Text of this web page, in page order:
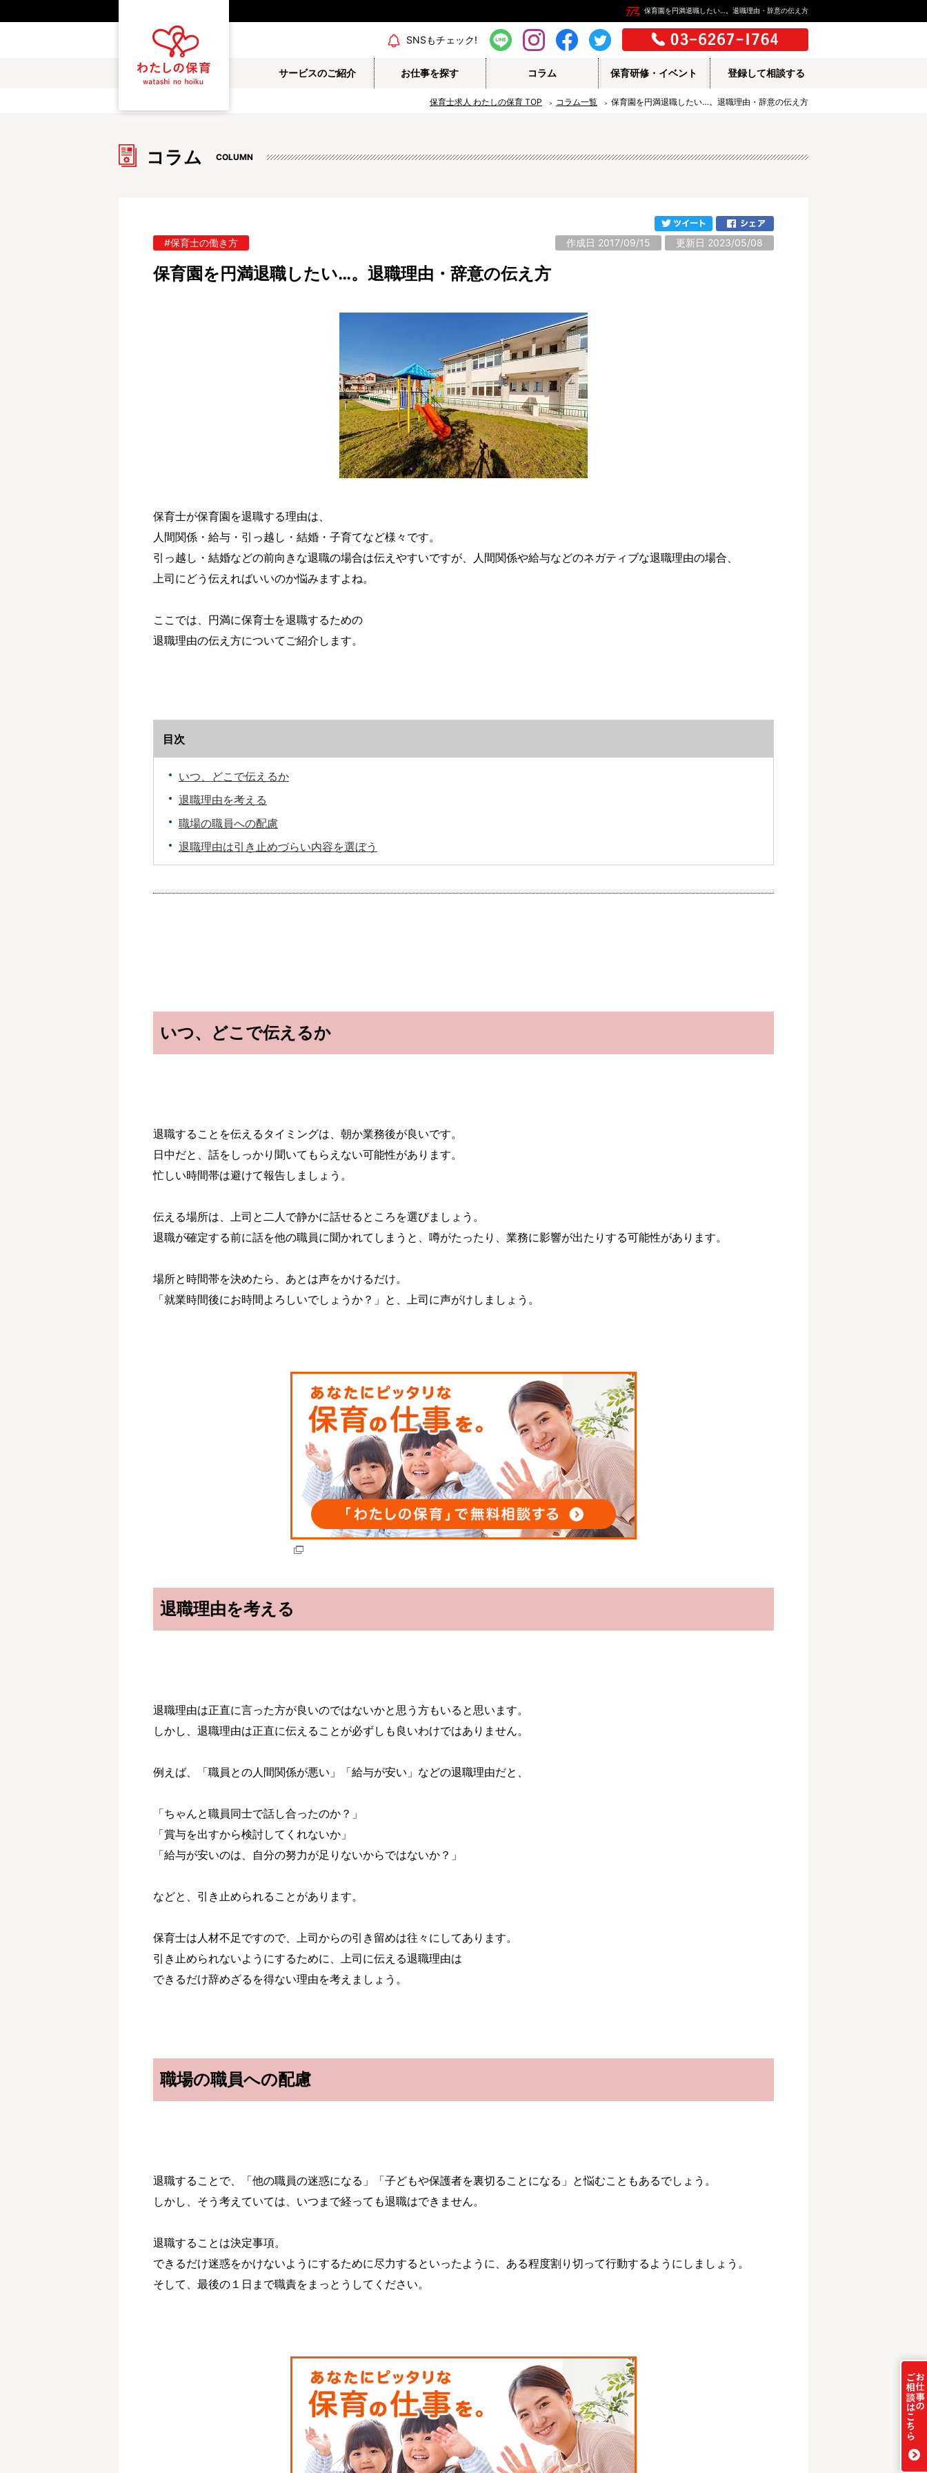
保育園を円満退職したい…。退職理由・辞意の伝え方
SNSもチェック!
サービスのご紹介 お仕事を探す コラム 保育研修・イベント 登録して相談する
保育士求人 わたしの保育 TOP コラム一覧 保育園を円満退職したい…。退職理由・辞意の伝え方
コラム COLUMN
#保育士の働き方 作成日 2017/09/15 更新日 2023/05/08
保育園を円満退職したい…。退職理由・辞意の伝え方
保育士が保育園を退職する理由は、
人間関係・給与・引っ越し・結婚・子育てなど様々です。
引っ越し・結婚などの前向きな退職の場合は伝えやすいですが、人間関係や給与などのネガティブな退職理由の場合、
上司にどう伝えればいいのか悩みますよね。
ここでは、円満に保育士を退職するための
退職理由の伝え方についてご紹介します。
目次
いつ、どこで伝えるか
退職理由を考える
職場の職員への配慮
退職理由は引き止めづらい内容を選ぼう
いつ、どこで伝えるか
退職することを伝えるタイミングは、朝か業務後が良いです。
日中だと、話をしっかり聞いてもらえない可能性があります。
忙しい時間帯は避けて報告しましょう。
伝える場所は、上司と二人で静かに話せるところを選びましょう。
退職が確定する前に話を他の職員に聞かれてしまうと、噂がたったり、業務に影響が出たりする可能性があります。
場所と時間帯を決めたら、あとは声をかけるだけ。
「就業時間後にお時間よろしいでしょうか？」と、上司に声がけしましょう。
退職理由を考える
退職理由は正直に言った方が良いのではないかと思う方もいると思います。
しかし、退職理由は正直に伝えることが必ずしも良いわけではありません。
例えば、「職員との人間関係が悪い」「給与が安い」などの退職理由だと、
「ちゃんと職員同士で話し合ったのか？」
「賞与を出すから検討してくれないか」
「給与が安いのは、自分の努力が足りないからではないか？」
などと、引き止められることがあります。
保育士は人材不足ですので、上司からの引き留めは往々にしてあります。
引き止められないようにするために、上司に伝える退職理由は
できるだけ辞めざるを得ない理由を考えましょう。
職場の職員への配慮
退職することで、「他の職員の迷惑になる」「子どもや保護者を裏切ることになる」と悩むこともあるでしょう。
しかし、そう考えていては、いつまで経っても退職はできません。
退職することは決定事項。
できるだけ迷惑をかけないようにするために尽力するといったように、ある程度割り切って行動するようにしましょう。
そして、最後の１日まで職責をまっとうしてください。